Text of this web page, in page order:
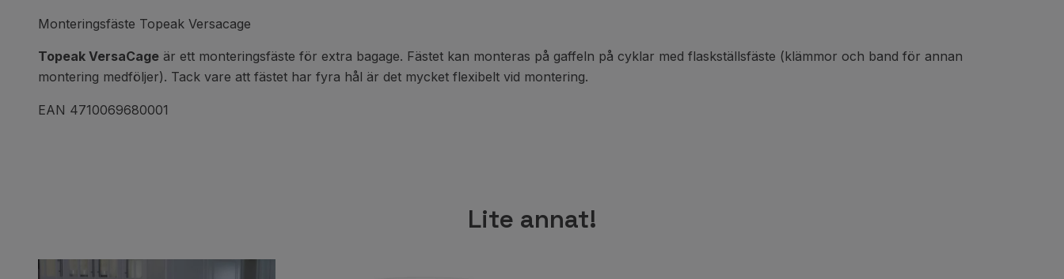
Monteringsfäste Topeak Versacage
Topeak VersaCage är ett monteringsfäste för extra bagage. Fästet kan monteras på gaffeln på cyklar med flaskställsfäste (klämmor och band för annan
montering medföljer). Tack vare att fästet har fyra hål är det mycket flexibelt vid montering.
EAN 4710069680001
Lite annat!